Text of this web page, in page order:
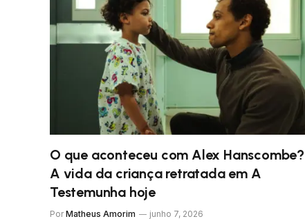
O que aconteceu com Alex Hanscombe?
A vida da criança retratada em A
Testemunha hoje
Por Matheus Amorim junho 7, 2026